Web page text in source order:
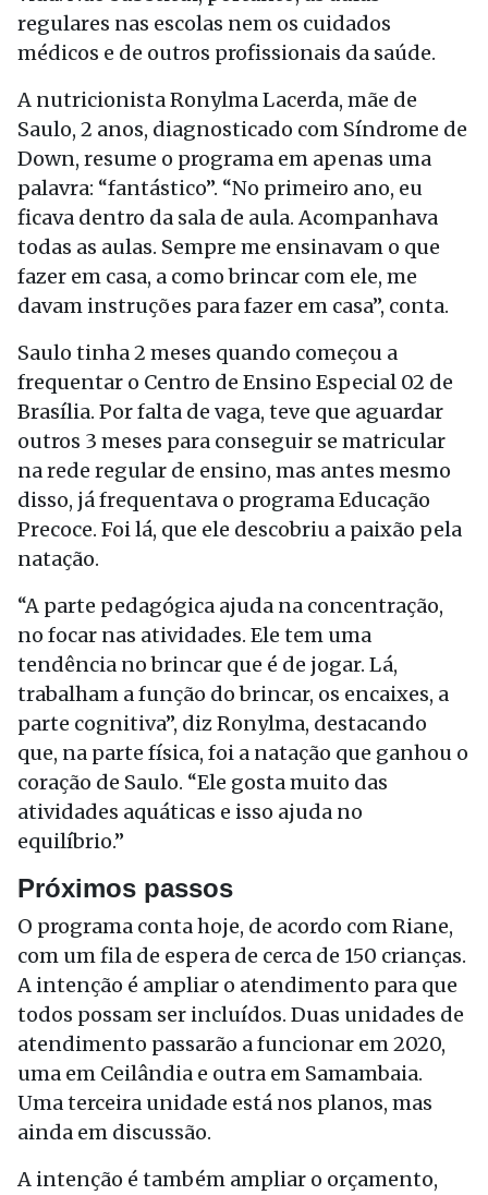
regulares nas escolas nem os cuidados
médicos e de outros profissionais da saúde.
A nutricionista Ronylma Lacerda, mãe de
Saulo, 2 anos, diagnosticado com Síndrome de
Down, resume o programa em apenas uma
palavra: “fantástico”. “No primeiro ano, eu
ficava dentro da sala de aula. Acompanhava
todas as aulas. Sempre me ensinavam o que
fazer em casa, a como brincar com ele, me
davam instruções para fazer em casa”, conta.
Saulo tinha 2 meses quando começou a
frequentar o Centro de Ensino Especial 02 de
Brasília. Por falta de vaga, teve que aguardar
outros 3 meses para conseguir se matricular
na rede regular de ensino, mas antes mesmo
disso, já frequentava o programa Educação
Precoce. Foi lá, que ele descobriu a paixão pela
natação.
“A parte pedagógica ajuda na concentração,
no focar nas atividades. Ele tem uma
tendência no brincar que é de jogar. Lá,
trabalham a função do brincar, os encaixes, a
parte cognitiva”, diz Ronylma, destacando
que, na parte física, foi a natação que ganhou o
coração de Saulo. “Ele gosta muito das
atividades aquáticas e isso ajuda no
equilíbrio.”
Próximos passos
O programa conta hoje, de acordo com Riane,
com um fila de espera de cerca de 150 crianças.
A intenção é ampliar o atendimento para que
todos possam ser incluídos. Duas unidades de
atendimento passarão a funcionar em 2020,
uma em Ceilândia e outra em Samambaia.
Uma terceira unidade está nos planos, mas
ainda em discussão.
A intenção é também ampliar o orçamento,